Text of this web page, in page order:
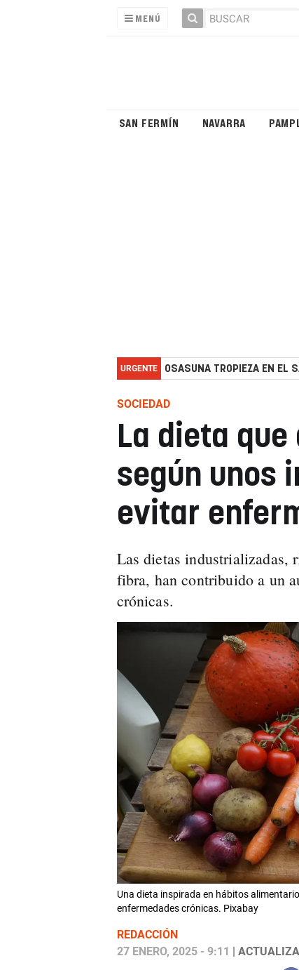
MENÚ
SAN FERMÍN NAVARRA
URGENTE OSASUNA TROPIEZA EN EL
SOCIEDAD
La dieta
según unos
evitar
Las dietas industrializadas,
fibra, han contribuido a un
crónicas.
Una dieta inspirada en hábitos
enfermedades crónicas. Pixabay
REDACCIÓN
27 ENERO, 2025 - 9:11 |